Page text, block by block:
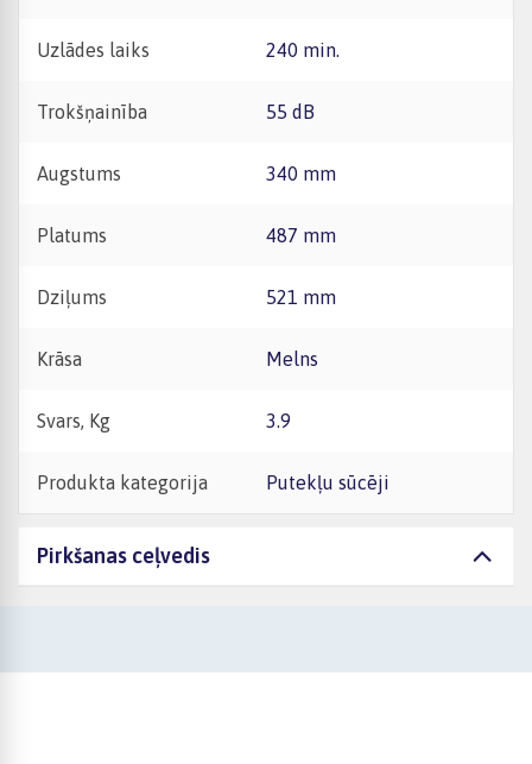
Uzlādes laiks 240 min.
Trokšņainība 55 dB
Augstums 340 mm
Platums 487 mm
Dziļums 521 mm
Krāsa Melns
Svars, Kg 3.9
Produkta kategorija Putekļu sūcēji
Pirkšanas ceļvedis